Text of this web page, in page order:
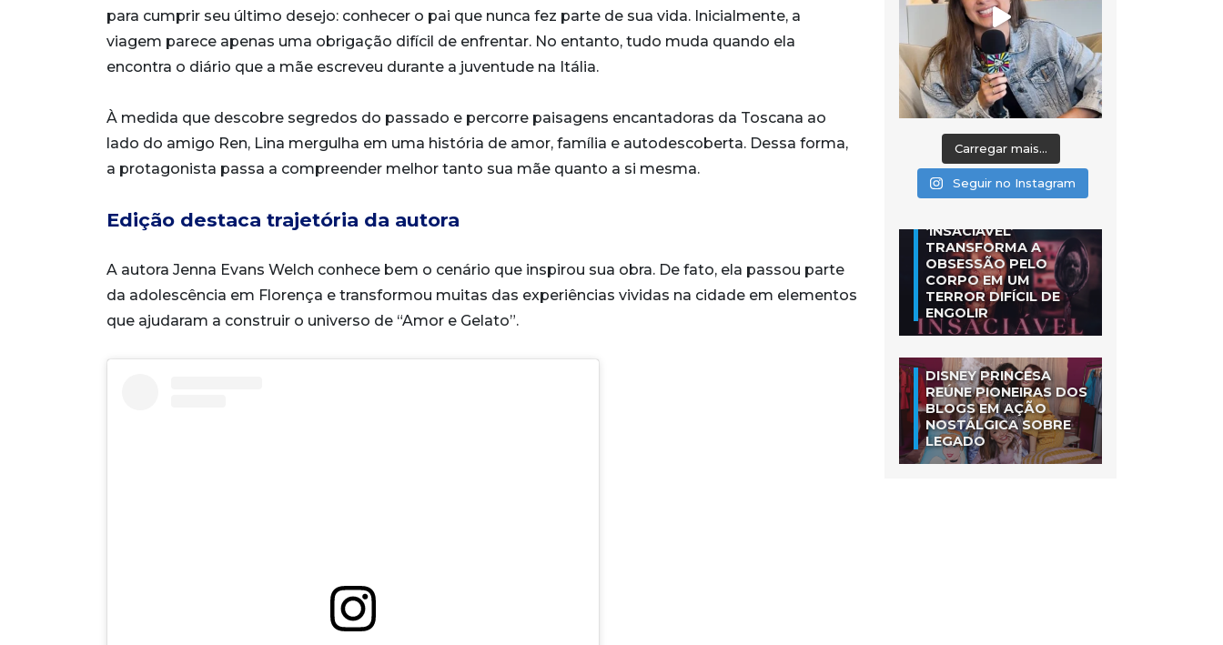
para cumprir seu último desejo: conhecer o pai que nunca fez parte de sua vida. Inicialmente, a
viagem parece apenas uma obrigação difícil de enfrentar. No entanto, tudo muda quando ela
encontra o diário que a mãe escreveu durante a juventude na Itália.
À medida que descobre segredos do passado e percorre paisagens encantadoras da Toscana ao
lado do amigo Ren, Lina mergulha em uma história de amor, família e autodescoberta. Dessa forma,
a protagonista passa a compreender melhor tanto sua mãe quanto a si mesma.
Edição destaca trajetória da autora
A autora Jenna Evans Welch conhece bem o cenário que inspirou sua obra. De fato, ela passou parte
da adolescência em Florença e transformou muitas das experiências vividas na cidade em elementos
que ajudaram a construir o universo de “Amor e Gelato”.
Carregar mais...
Seguir no Instagram
‘INSACIÁVEL’
TRANSFORMA A
OBSESSÃO PELO
CORPO EM UM
TERROR DIFÍCIL DE
ENGOLIR
DISNEY PRINCESA
REÚNE PIONEIRAS DOS
BLOGS EM AÇÃO
NOSTÁLGICA SOBRE
LEGADO